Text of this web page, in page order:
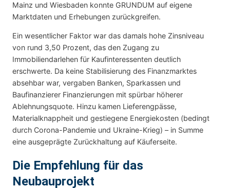
Mainz und Wiesbaden konnte GRUNDUM auf eigene
Marktdaten und Erhebungen zurückgreifen.
Ein wesentlicher Faktor war das damals hohe Zinsniveau
von rund 3,50 Prozent, das den Zugang zu
Immobiliendarlehen für Kaufinteressenten deutlich
erschwerte. Da keine Stabilisierung des Finanzmarktes
absehbar war, vergaben Banken, Sparkassen und
Baufinanzierer Finanzierungen mit spürbar höherer
Ablehnungsquote. Hinzu kamen Lieferengpässe,
Materialknappheit und gestiegene Energiekosten (bedingt
durch Corona-Pandemie und Ukraine-Krieg) – in Summe
eine ausgeprägte Zurückhaltung auf Käuferseite.
Die Empfehlung für das
Neubauprojekt